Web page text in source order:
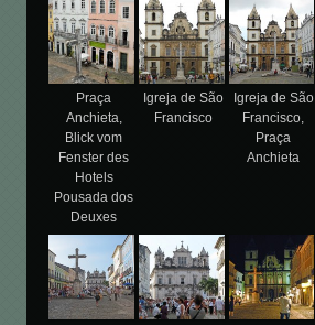
Praça
Anchieta,
Blick vom
Fenster des
Hotels
Pousada dos
Deuxes
Igreja de São
Francisco
Igreja de São
Francisco,
Praça
Anchieta